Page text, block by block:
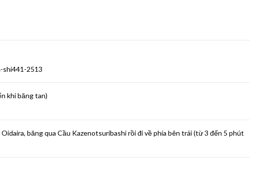
shi441-2513
khi băng tan)
băng qua Cầu Kazenotsuribashi rồi đi về phía bên trái (từ 3 đến 5 phút